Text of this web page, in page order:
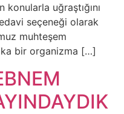
uğraştığını
seçeneği olarak
muhteşem
bir organizma […]